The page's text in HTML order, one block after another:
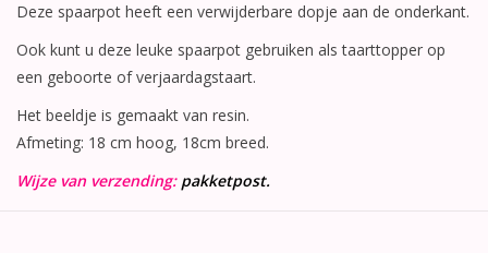
Deze spaarpot heeft een verwijderbare dopje aan de onderkant.
Ook kunt u deze leuke spaarpot gebruiken als taarttopper op
een geboorte of verjaardagstaart.
Het beeldje is gemaakt van resin.
Afmeting: 18 cm hoog, 18cm breed.
Wijze van verzending: pakketpost.